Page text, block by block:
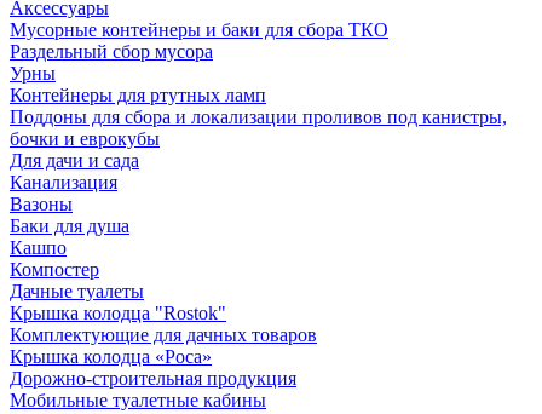
Аксессуары
Мусорные контейнеры и баки для сбора ТКО
Раздельный сбор мусора
Урны
Контейнеры для ртутных ламп
Поддоны для сбора и локализации проливов под канистры,
бочки и еврокубы
Для дачи и сада
Канализация
Вазоны
Баки для душа
Кашпо
Компостер
Дачные туалеты
Крышка колодца "Rostok"
Комплектующие для дачных товаров
Крышка колодца «Роса»
Дорожно-строительная продукция
Мобильные туалетные кабины